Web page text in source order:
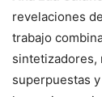
revelaciones
trabajo
sintetizadores,
superpuestas